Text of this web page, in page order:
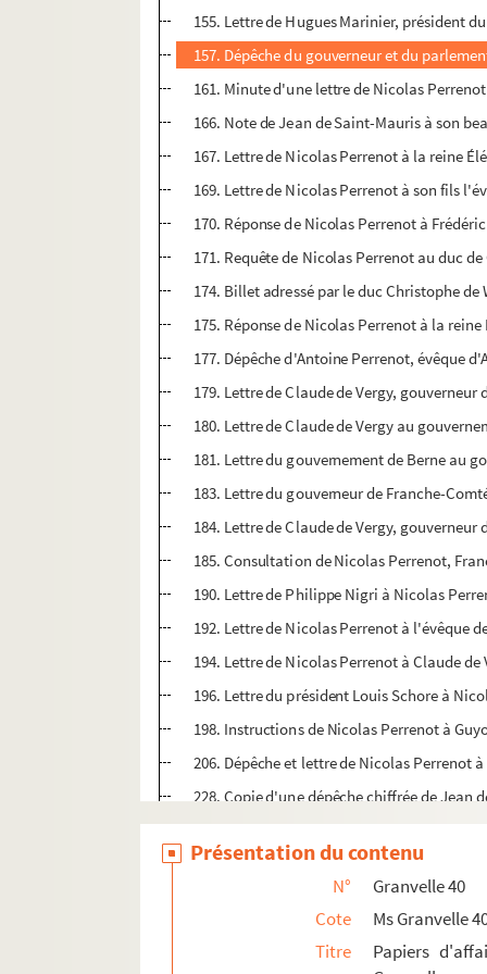
155. Lettre de Hugues Marinier, président
157. Dépêche du gouverneur et du
161. Minute d'une lettre de Nicolas
166. Note de Jean de Saint-Mauris à son
167. Lettre de Nicolas Perrenot à la reine
169. Lettre de Nicolas Perrenot à son fils
170. Réponse de Nicolas Perrenot à
171. Requête de Nicolas Perrenot au duc
174. Billet adressé par le duc Christophe
175. Réponse de Nicolas Perrenot à la
177. Dépêche d'Antoine Perrenot, évêque
179. Lettre de Claude de Vergy,
180. Lettre de Claude de Vergy au
181. Lettre du gouvernement de Berne au
183. Lettre du gouverneur de Franche-
184. Lettre de Claude de Vergy,
185. Consultation de Nicolas Perrenot,
190. Lettre de Philippe Nigri à Nicolas
192. Lettre de Nicolas Perrenot à l'évêque
194. Lettre de Nicolas Perrenot à Claude
196. Lettre du président Louis Schore à
198. Instructions de Nicolas Perrenot à
206. Dépêche et lettre de Nicolas Perrenot
228. Copie d'une dépêche chiffrée de Jean
238. Lettre d'envoi de la copie précédente
240. Lettre de Nicolas Perrenot au comte
245. Dépêche chiffrée de Jean de Saint-
252. Lettre de l'évêque de Toul à Nicolas
254. Dépêche de Nicolas Perrenot à son
Présentation du contenu
N°
Granvelle 40
Cote
Ms Granvelle
Titre
Papiers